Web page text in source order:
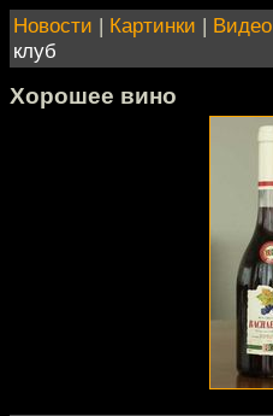
Новости | Картинки | Видео
клуб
Хорошее вино